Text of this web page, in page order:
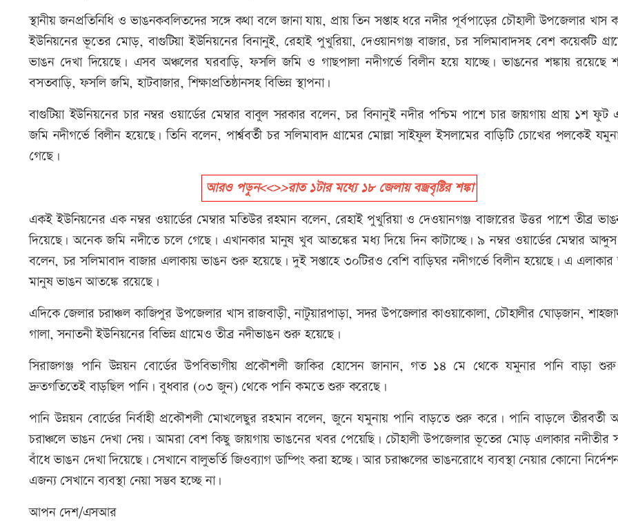
স্থানীয় জনপ্রতিনিধি ও ভাঙনকবলিতদের সঙ্গে কথা বলে জানা যায়, প্রায় তিন সপ্তাহ ধরে নদীর পূর্বপাড়ের চৌহালী উপজেলার খাস
ইউনিয়নের ভূতের মোড়, বাগুটিয়া ইউনিয়নের বিনানুই, রেহাই পুখুরিয়া, দেওয়ানগঞ্জ বাজার, চর সলিমাবাদসহ বেশ কয়েকটি
ভাঙন দেখা দিয়েছে। এসব অঞ্চলের ঘরবাড়ি, ফসলি জমি ও গাছপালা নদীগর্ভে বিলীন হয়ে যাচ্ছে। ভাঙনের শঙ্কায়
বসতবাড়ি, ফসলি জমি, হাটবাজার, শিক্ষাপ্রতিষ্ঠানসহ বিভিন্ন স্থাপনা।
বাগুটিয়া ইউনিয়নের চার নম্বর ওয়ার্ডের মেম্বার বাবুল সরকার বলেন, চর বিনানুই নদীর পশ্চিম পাশে চার জায়গায় প্রায় ১শ ফুট
জমি নদীগর্ভে বিলীন হয়েছে। তিনি বলেন, পার্শ্ববর্তী চর সলিমাবাদ গ্রামের মোল্লা সাইফুল ইসলামের বাড়িটি চোখের পলকেই
গেছে।
আরও পড়ুন<<>>রাত ১টার মধ্যে ১৮ জেলায় বজ্রবৃষ্টির শঙ্কা
একই ইউনিয়নের এক নম্বর ওয়ার্ডের মেম্বার মতিউর রহমান বলেন, রেহাই পুখুরিয়া ও দেওয়ানগঞ্জ বাজারের উত্তর পাশে তীব্র
দিয়েছে। অনেক জমি নদীতে চলে গেছে। এখানকার মানুষ খুব আতঙ্কের মধ্য দিয়ে দিন কাটাচ্ছে। ৯ নম্বর ওয়ার্ডের মেম্বার
বলেন, চর সলিমাবাদ বাজার এলাকায় ভাঙন শুরু হয়েছে। দুই সপ্তাহে ৩০টিরও বেশি বাড়িঘর নদীগর্ভে বিলীন হয়েছে। এ
মানুষ ভাঙন আতঙ্কে রয়েছে।
এদিকে জেলার চরাঞ্চল কাজিপুর উপজেলার খাস রাজবাড়ী, নাটুয়ারপাড়া, সদর উপজেলার কাওয়াকোলা, চৌহালীর ঘোড়জান,
গালা, সনাতনী ইউনিয়নের বিভিন্ন গ্রামেও তীব্র নদীভাঙন শুরু হয়েছে।
সিরাজগঞ্জ পানি উন্নয়ন বোর্ডের উপবিভাগীয় প্রকৌশলী জাকির হোসেন জানান, গত ১৪ মে থেকে যমুনার পানি বাড়া
দ্রুতগতিতেই বাড়ছিল পানি। বুধবার (০৩ জুন) থেকে পানি কমতে শুরু করেছে।
পানি উন্নয়ন বোর্ডের নির্বাহী প্রকৌশলী মোখলেছুর রহমান বলেন, জুনে যমুনায় পানি বাড়তে শুরু করে। পানি বাড়লে তীরবর্তী
চরাঞ্চলে ভাঙন দেখা দেয়। আমরা বেশ কিছু জায়গায় ভাঙনের খবর পেয়েছি। চৌহালী উপজেলার ভূতের মোড় এলাকার নদীতীর
বাঁধে ভাঙন দেখা দিয়েছে। সেখানে বালুভর্তি জিওব্যাগ ডাম্পিং করা হচ্ছে। আর চরাঞ্চলের ভাঙনরোধে ব্যবস্থা নেয়ার কোনো
এজন্য সেখানে ব্যবস্থা নেয়া সম্ভব হচ্ছে না।
আপন দেশ/এসআর